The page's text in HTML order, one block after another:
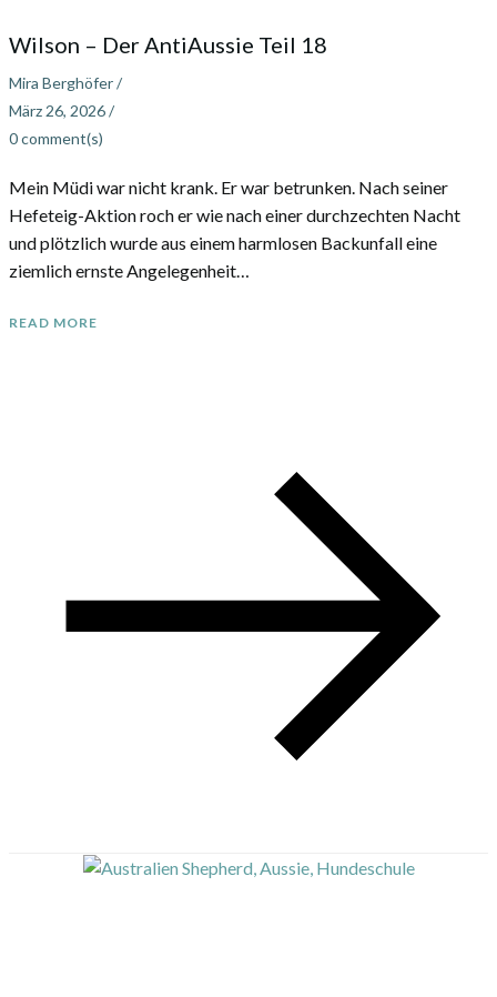
Wilson – Der AntiAussie Teil 18
Mira Berghöfer/
März 26, 2026/
0comment(s)
Mein Müdi war nicht krank. Er war betrunken. Nach seiner
Hefeteig-Aktion roch er wie nach einer durchzechten Nacht
und plötzlich wurde aus einem harmlosen Backunfall eine
ziemlich ernste Angelegenheit…
READ MORE